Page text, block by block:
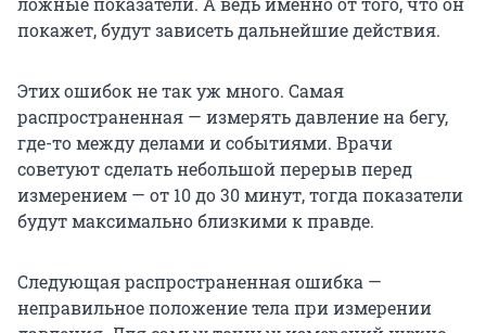
покажет, будут зависеть дальнейшие действия.
Этих ошибок не так уж много. Самая
распространенная — измерять давление на бегу,
где-то между делами и событиями. Врачи
советуют сделать небольшой перерыв перед
измерением — от 10 до 30 минут, тогда показатели
будут максимально близкими к правде.
Следующая распространенная ошибка —
неправильное положение тела при измерении